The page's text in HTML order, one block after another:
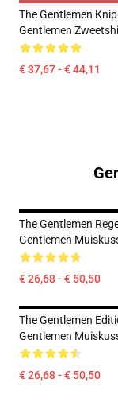
The Gentlemen
Gentlemen
€ 37,67 - € 44,11
The Gentlemen
Gentlemen
€ 26,68 - € 50,50
The Gentlemen
Gentlemen
€ 26,68 - € 50,50